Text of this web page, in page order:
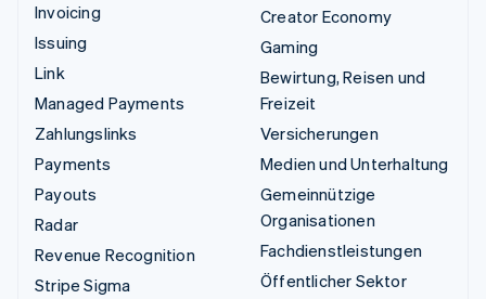
Invoicing
Issuing
Link
Managed Payments
Zahlungslinks
Payments
Payouts
Radar
Revenue Recognition
Stripe Sigma
Creator Economy
Gaming
Bewirtung, Reisen und
Freizeit
Versicherungen
Medien und Unterhaltung
Gemeinnützige
Organisationen
Fachdienstleistungen
Öffentlicher Sektor